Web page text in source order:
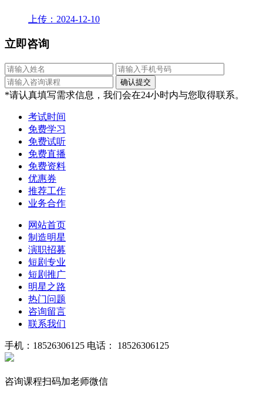
上传：2024-12-10
立即咨询
*请认真填写需求信息，我们会在24小时内与您取得联系。
考试时间
免费学习
免费试听
免费直播
免费资料
优惠券
推荐工作
业务合作
网站首页
制造明星
演职招募
短剧专业
短剧推广
明星之路
热门问题
咨询留言
联系我们
手机：18526306125 电话： 18526306125
咨询课程扫码加老师微信